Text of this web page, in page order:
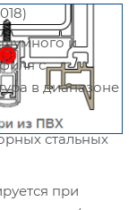
и
с
в диапазоне
стальных
при